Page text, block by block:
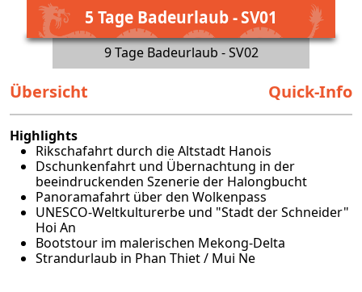
5 Tage Badeurlaub - SV01
9 Tage Badeurlaub - SV02
Übersicht Quick-Info
Highlights
Rikschafahrt durch die Altstadt Hanois
Dschunkenfahrt und Übernachtung in der
beeindruckenden Szenerie der Halongbucht
Panoramafahrt über den Wolkenpass
UNESCO-Weltkulturerbe und "Stadt der Schneider"
Hoi An
Bootstour im malerischen Mekong-Delta
Strandurlaub in Phan Thiet / Mui Ne